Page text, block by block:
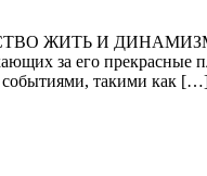
И ДИНАМИЗМ
за его
событиями, такими как